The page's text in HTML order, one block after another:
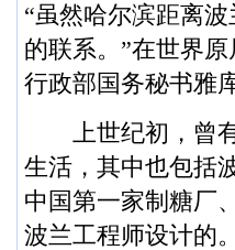
“虽然哈尔滨距离
的联系。”在世界
行政部国务秘书雅
上世纪初，曾有
生活，其中也包括
中国第一家制糖厂
波兰工程师设计的